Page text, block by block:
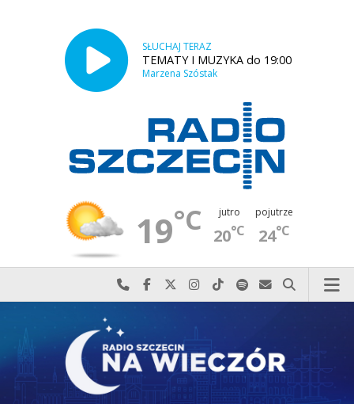
SŁUCHAJ TERAZ
TEMATY I MUZYKA do 19:00
Marzena Szóstak
19°C jutro
20°C
pojutrze
24°C
Najlepiej po prostu do nas zadzwoń
Odwiedź nas na Facebook-u
Odwiedź nas na X
Odwiedź nas na Instagram-ie
Odwiedź nas na TikTok-u
Szukaj nas na Spotify
Wyślij do nas
Szukaj